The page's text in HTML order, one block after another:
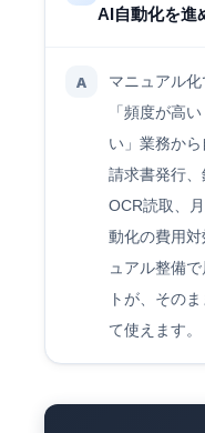
AI自動化を進
A
マニュアル化
「頻度が高
い」業務から
請求書発行
OCR読取、
動化の費用
ュアル整備
トが、その
て使えます。